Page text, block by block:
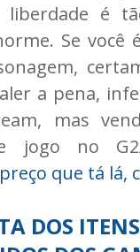
liberdade é
Se você
a pena,
mas
jogo no
que tá lá,
DOS